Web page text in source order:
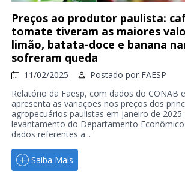
Preços ao produtor paulista:
tomate tiveram as maiores
limão, batata-doce e banana
sofreram queda
11/02/2025 Postado por FAESP
Relatório da Faesp, com dados do CONAB
apresenta as variações nos preços dos
agropecuários paulistas em janeiro de 2025
levantamento do Departamento
dados referentes a...
Saiba Mais